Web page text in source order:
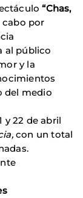
“Chas,
cabo por
al público
y la
del medio
y 22 de abril
con un total